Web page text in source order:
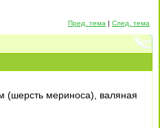
Пред. тема | След. тема
(шерсть мериноса), валяная